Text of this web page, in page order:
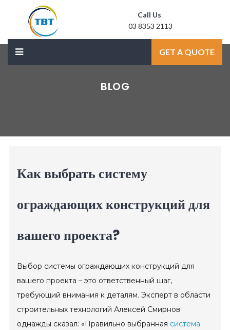
Call Us
03 8353 2113
sale@laxmidoor.comGET A QUOTE
BLOG
Как выбрать систему
ограждающих конструкций для
вашего проекта?
Выбор системы ограждающих конструкций для
вашего проекта – это ответственный шаг,
требующий внимания к деталям. Эксперт в области
строительных технологий Алексей Смирнов
однажды сказал: «Правильно выбранная система